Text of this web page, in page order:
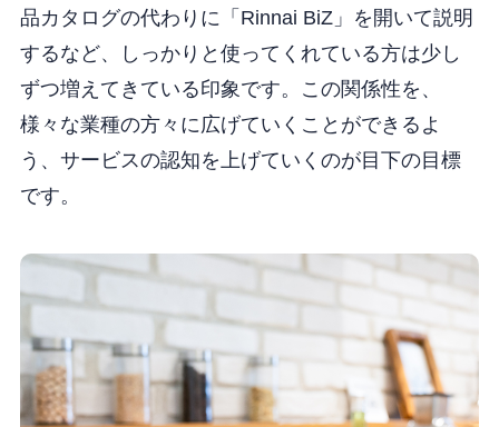
品カタログの代わりに「Rinnai BiZ」を開いて説明
するなど、しっかりと使ってくれている方は少し
ずつ増えてきている印象です。この関係性を、
様々な業種の方々に広げていくことができるよ
う、サービスの認知を上げていくのが目下の目標
です。